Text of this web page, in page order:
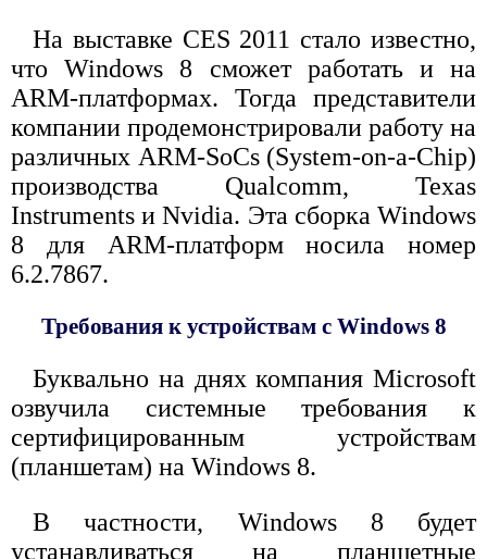
На выставке CES 2011 стало известно,
что Windows 8 сможет работать и на
ARM-платформах. Тогда представители
компании продемонстрировали работу на
различных ARM-SoCs (System-on-a-Chip)
производства Qualcomm, Texas
Instruments и Nvidia. Эта сборка Windows
8 для ARM-платформ носила номер
6.2.7867.
Требования к устройствам с Windows 8
Буквально на днях компания Microsoft
озвучила системные требования к
сертифицированным устройствам
(планшетам) на Windows 8.
В частности, Windows 8 будет
устанавливаться на планшетные